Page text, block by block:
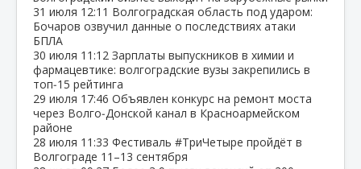
31 июля 12:11 Волгоградская область под ударом:
Бочаров озвучил данные о последствиях атаки
БПЛА
30 июля 11:12 Зарплаты выпускников в химии и
фармацевтике: волгоградские вузы закрепились в
топ‑15 рейтинга
29 июля 17:46 Объявлен конкурс на ремонт моста
через Волго‑Донской канал в Красноармейском
районе
28 июля 11:33 Фестиваль #ТриЧетыре пройдёт в
Волгограде 11–13 сентября